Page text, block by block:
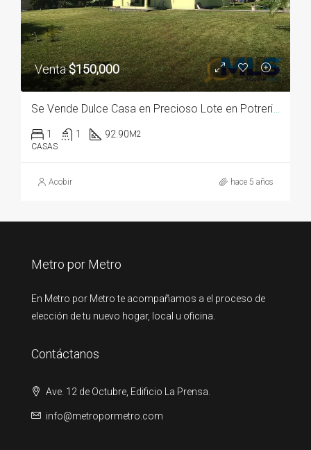
Venta$150,000
Se Vende Dulce Casa en Precioso Lote en Potrerillos, Panamá
1 1 92.90M2
CASAS
Acobir hace 5 años
Metro por Metro
En Metro por Metro te acompañamos a el proceso de
elección de tu nuevo hogar, local u oficina.
Contáctanos
Ave. 12 de Octubre, Edificio La Prensa.
info@metropormetro.com